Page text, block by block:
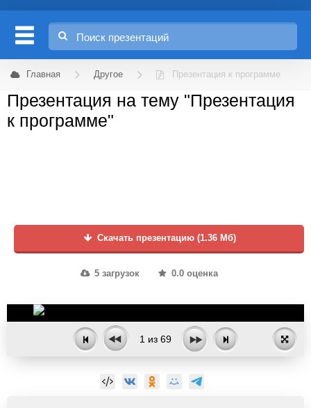
Главная Другое Презентация к программе
Презентация на тему "Презентация
к программе"
Скачать презентацию (1.36 Мб)
5 загрузок 0.0 оценка
1 из 69